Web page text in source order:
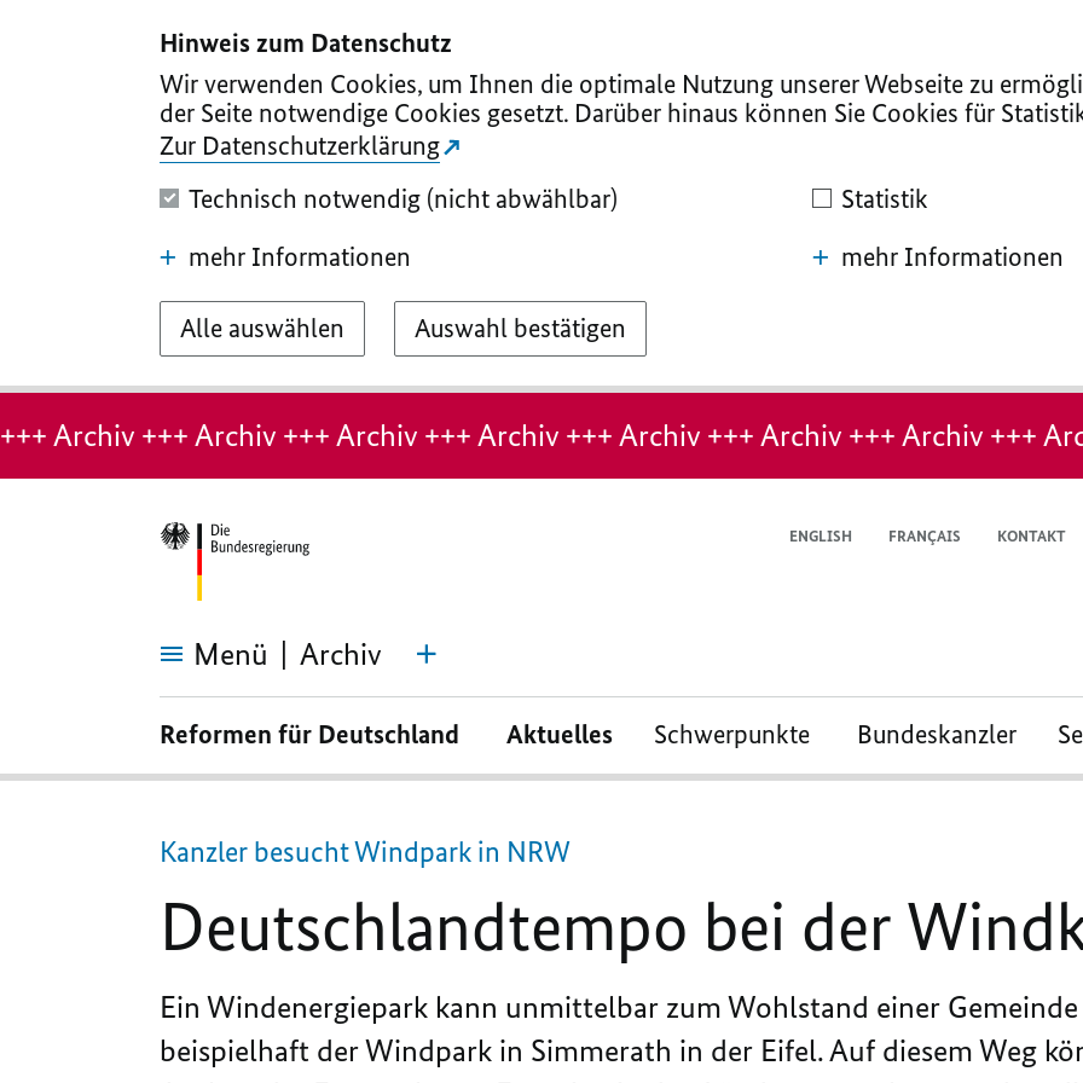
Hinweis zum Datenschutz
Wir verwenden Cookies, um Ihnen die optimale Nutzung unserer Webseite zu
der Seite notwendige Cookies gesetzt. Darüber hinaus können Sie Cookies für
Zur Datenschutzerklärung
Technisch notwendig (nicht abwählbar)
mehr Informationen
Statistik
mehr Informationen
Alle auswählen Auswahl bestätigen
Hinweis:
Seite
+++ Archiv +++ Archiv +++ Archiv +++ Archiv +++ Archiv +++ Archiv +++ Archiv +++
ENGLISH FRANÇAIS KONTAKT
Menü Archiv
Deutschlandtempo
Windkraft
Reformen für Deutschland Aktuelles Schwerpunkte Bundeskanzler
Kanzler besucht Windpark in NRW
Deutschlandtempo bei der
Ein Windenergiepark kann unmittelbar zum Wohlstand einer
beispielhaft der Windpark in Simmerath in der Eifel. Auf diesem Weg